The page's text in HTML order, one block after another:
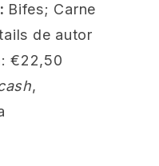
Bifes; Carne
de autor
: €22,50
,